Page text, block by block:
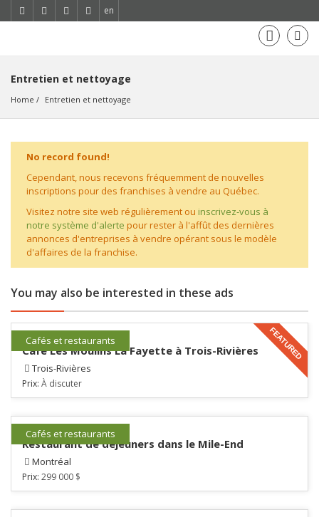
en
Entretien et nettoyage
Home Entretien et nettoyage
No record found!
Cependant, nous recevons fréquemment de nouvelles
inscriptions pour des franchises à vendre au Québec.
Visitez notre site web régulièrement ou inscrivez-vous à
notre système d'alerte pour rester à l'affût des dernières
annonces d'entreprises à vendre opérant sous le modèle
d'affaires de la franchise.
You may also be interested in these ads
FEATURED
Cafés et restaurants
Café Les Moulins La Fayette à Trois-Rivières
Trois-Rivières
Prix: À discuter
Cafés et restaurants
Restaurant de déjeuners dans le Mile-End
Montréal
Prix: 299 000 $